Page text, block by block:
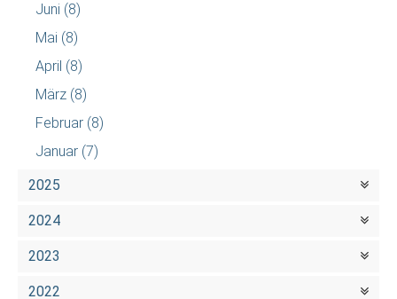
Juni (8)
Mai (8)
April (8)
März (8)
Februar (8)
Januar (7)
2025
2024
2023
2022